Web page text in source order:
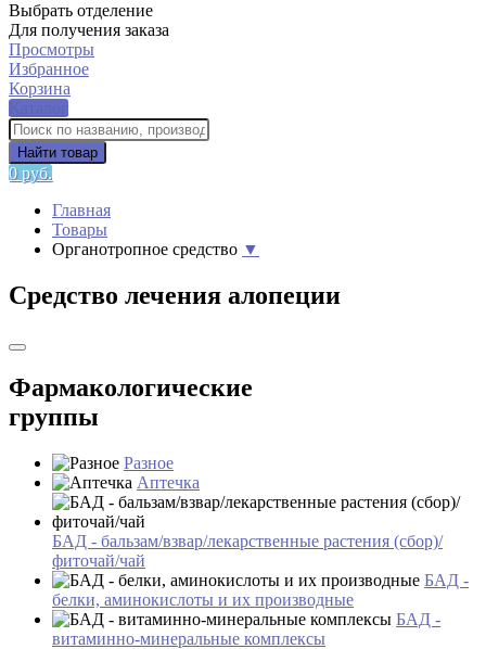
Выбрать отделение
Для получения заказа
Просмотры
Избранное
Корзина
Найти товар
0 руб.
Главная
Товары
Органотропное средство ▼
Средство лечения алопеции
Фармакологические
группы
Разное
Аптечка
БАД - бальзам/взвар/лекарственные растения (сбор)/
фиточай/чай
БАД -
белки, аминокислоты и их производные
БАД -
витаминно-минеральные комплексы